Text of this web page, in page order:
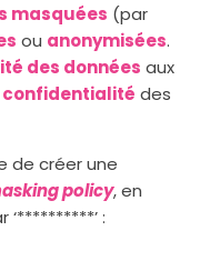
masquées (par
ou anonymisées.
des données aux
confidentialité des
de créer une
policy, en
: